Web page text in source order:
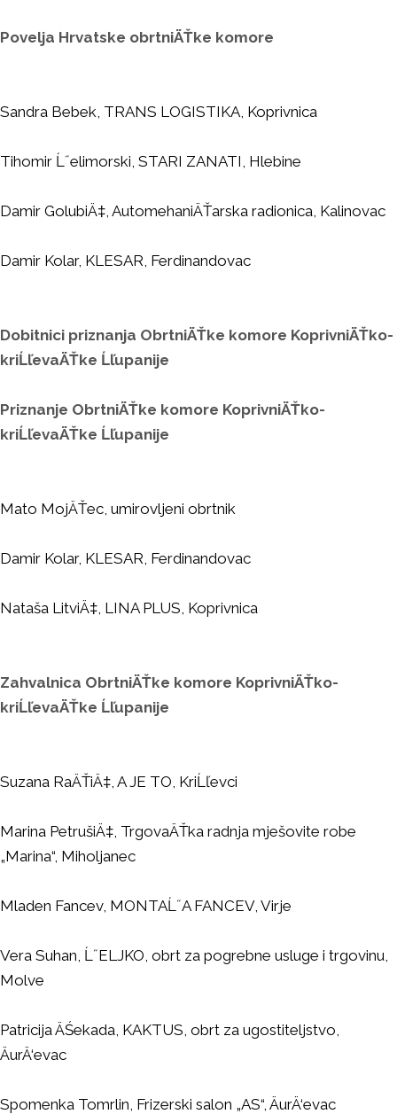
Povelja Hrvatske obrtniÄŤke komore
Sandra Bebek, TRANS LOGISTIKA, Koprivnica
Tihomir Ĺ˝elimorski, STARI ZANATI, Hlebine
Damir GolubiÄ‡, AutomehaniÄŤarska radionica, Kalinovac
Damir Kolar, KLESAR, Ferdinandovac
Dobitnici priznanja ObrtniÄŤke komore KoprivniÄŤko-
kriĹľevaÄŤke Ĺľupanije
Priznanje ObrtniÄŤke komore KoprivniÄŤko-
kriĹľevaÄŤke Ĺľupanije
Mato MojÄŤec, umirovljeni obrtnik
Damir Kolar, KLESAR, Ferdinandovac
Nataša LitviÄ‡, LINA PLUS, Koprivnica
Zahvalnica ObrtniÄŤke komore KoprivniÄŤko-
kriĹľevaÄŤke Ĺľupanije
Suzana RaÄŤiÄ‡, A JE TO, KriĹľevci
Marina PetrušiÄ‡, TrgovaÄŤka radnja mješovite robe
„Marina“, Miholjanec
Mladen Fancev, MONTAĹ˝A FANCEV, Virje
Vera Suhan, Ĺ˝ELJKO, obrt za pogrebne usluge i trgovinu,
Molve
Patricija ÄŚekada, KAKTUS, obrt za ugostiteljstvo,
ÄurÄ‘evac
Spomenka Tomrlin, Frizerski salon „AS“, ÄurÄ‘evac